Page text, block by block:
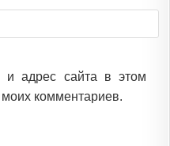
адрес сайта в этом
комментариев.